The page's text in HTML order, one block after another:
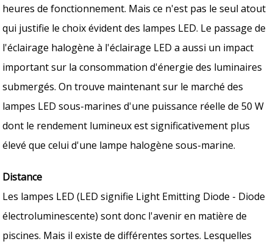
heures de fonctionnement. Mais ce n'est pas le seul atout
qui justifie le choix évident des lampes LED. Le passage de
l'éclairage halogène à l'éclairage LED a aussi un impact
important sur la consommation d'énergie des luminaires
submergés. On trouve maintenant sur le marché des
lampes LED sous-marines d'une puissance réelle de 50 W
dont le rendement lumineux est significativement plus
élevé que celui d'une lampe halogène sous-marine.
Distance
Les lampes LED (LED signifie Light Emitting Diode - Diode
électroluminescente) sont donc l'avenir en matière de
piscines. Mais il existe de différentes sortes. Lesquelles